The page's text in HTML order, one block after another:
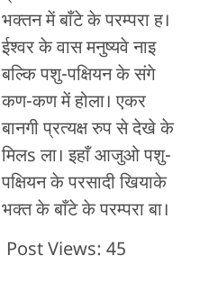
भक्तन में बाँटे के परम्परा ह।
ईश्वर के वास मनुष्यवे नाइ
बल्कि पशु-पक्षियन के संगे
कण-कण में होला। एकर
बानगी प्रत्यक्ष रुप से देखे के
मिलs ला। इहाँ आजुओ पशु-
पक्षियन के परसादी खियाके
भक्त के बाँटे के परम्परा बा।
Post Views: 45